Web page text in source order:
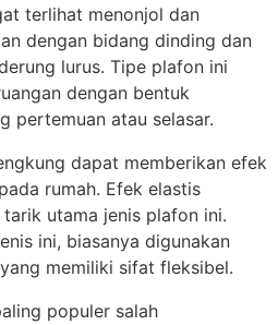
terlihat menonjol dan
dengan bidang dinding dan
lurus. Tipe plafon ini
dengan bentuk
pertemuan atau selasar.
dapat memberikan efek
rumah. Efek elastis
utama jenis plafon ini.
ini, biasanya digunakan
yang memiliki sifat fleksibel.